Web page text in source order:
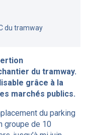
du tramway
du tramway.
grâce à la
marchés publics.
du parking
groupe de 10